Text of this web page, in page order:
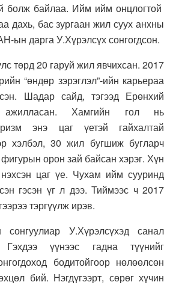
болж байлаа. Ийм ийм онцлогтой
дахь, бас зургаан жил суух анхны
ын дарга У.Хүрэлсүх сонгогдсон.
төрд 20 гаруй жил явчихсан. 2017
“өндөр зэрэглэл”-ийн карьераа
Шадар сайд, тэгээд Ерөнхий
Хамгийн гол нь
энэ цаг үетэй гайхалтай
хэлбэл, 30 жил бугшиж бугларч
орон зай байсан хэрэг. Хүн
цаг үе. Чухам ийм сууринд
гэсэн үг л дээ. Тиймээс ч 2017
тэргүүлж ирэв.
У.Хүрэлсүхэд санал
үүнээс гадна түүнийг
бодитойгоор нөлөөлсөн
бий. Нэгдүгээрт, сөрөг хүчин